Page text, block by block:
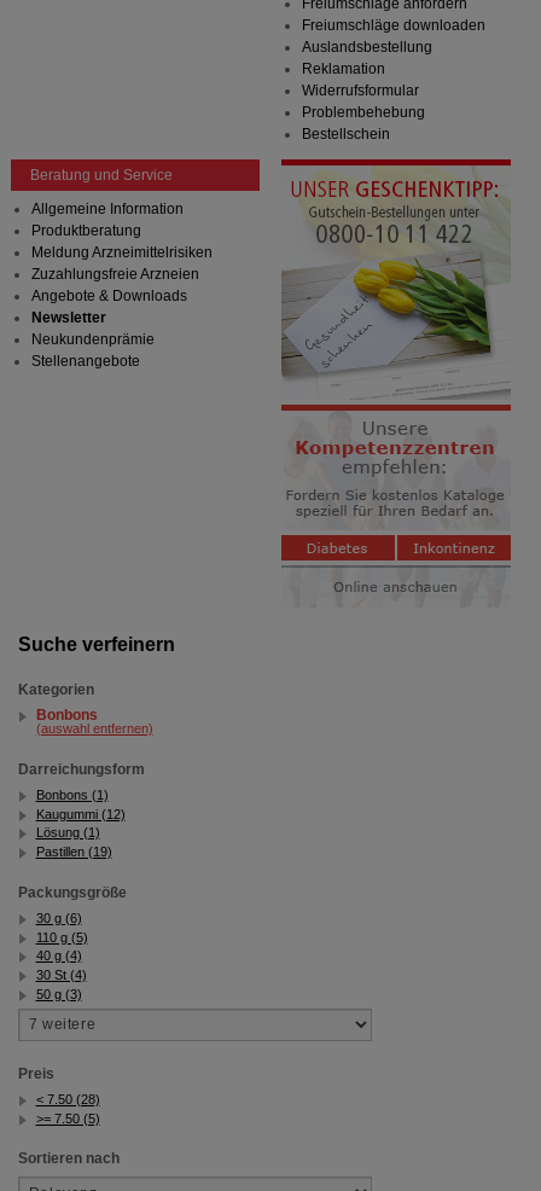
Suche verfeinern
Kategorien
Bonbons
(auswahl entfernen)
Darreichungsform
Bonbons (1)
Kaugummi (12)
Lösung (1)
Pastillen (19)
Packungsgröße
30 g (6)
110 g (5)
40 g (4)
30 St (4)
50 g (3)
Preis
< 7.50 (28)
>= 7.50 (5)
Sortieren nach
Freiumschläge downloaden
Auslandsbestellung
Reklamation
Widerrufsformular
Problembehebung
Bestellschein
Beratung und Service
Allgemeine Information
Produktberatung
Meldung Arzneimittelrisiken
Zuzahlungsfreie Arzneien
Angebote & Downloads
Newsletter
Neukundenprämie
Stellenangebote